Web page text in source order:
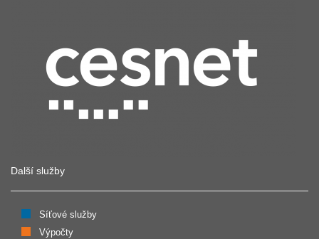
Další služby
Síťové služby
Výpočty